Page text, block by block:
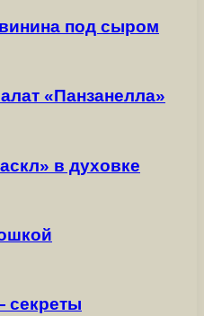
под сыром
«Панзанелла»
в духовке
секреты